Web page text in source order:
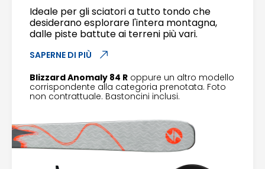
Ideale per gli sciatori a tutto tondo che
desiderano esplorare l'intera montagna,
dalle piste battute ai terreni più vari.
SAPERNE DI PIÙ
Blizzard Anomaly 84 R oppure un altro modello
corrispondente alla categoria prenotata. Foto
non contrattuale. Bastoncini inclusi.